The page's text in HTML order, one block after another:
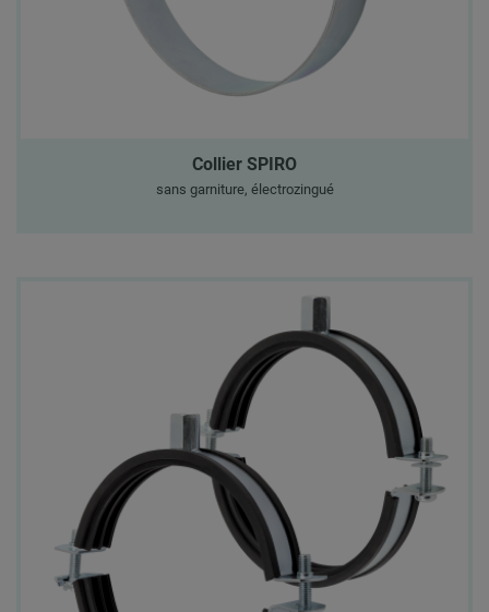
Collier SPIRO
sans garniture, électrozingué